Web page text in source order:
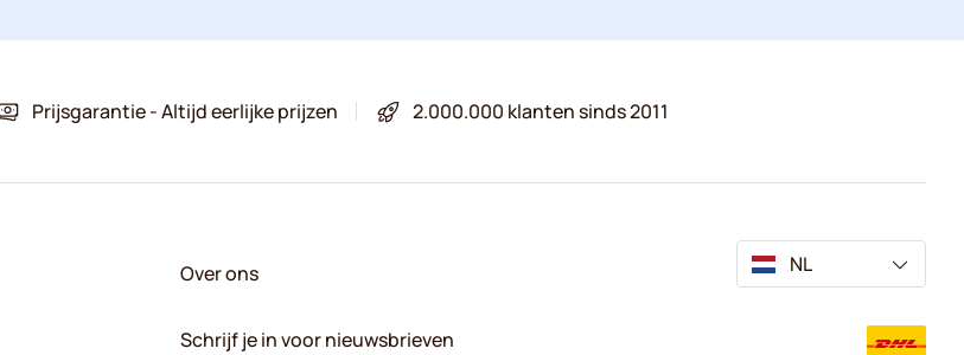
Prijsgarantie - Altijd eerlijke prijzen 2.000.000 klanten sinds 2011
Over ons
Schrijf je in voor nieuwsbrieven
NL